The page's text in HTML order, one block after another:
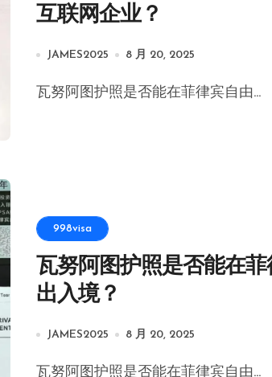
互联网企业？
JAMES2025 8 月 20, 2025
瓦努阿图护照是否能在菲律宾自由...
998visa
瓦努阿图护照是否能在菲
出入境？
JAMES2025 8 月 20, 2025
瓦努阿图护照是否能在菲律宾自由...